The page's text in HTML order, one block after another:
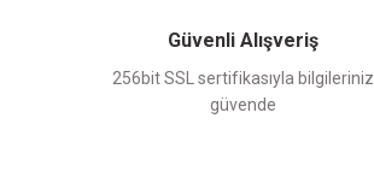
Güvenli Alışveriş
256bit SSL sertifikasıyla bilgileriniz
güvende